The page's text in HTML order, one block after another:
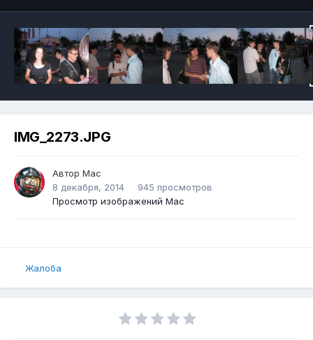
IMG_2273.JPG
Автор Mac
8 декабря, 2014
945 просмотров
Просмотр изображений Mac
Жалоба